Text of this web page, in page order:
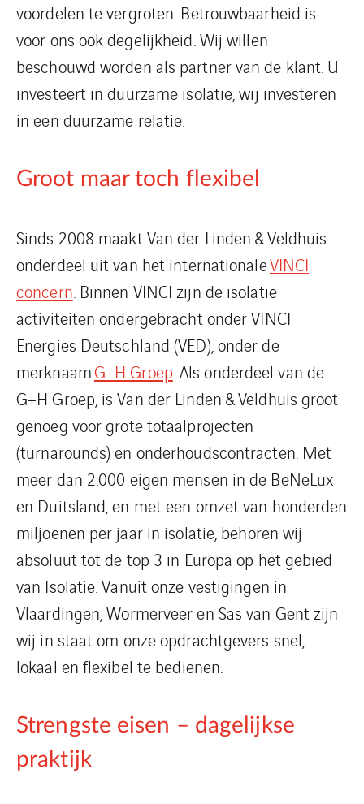
voordelen te vergroten. Betrouwbaarheid is
voor ons ook degelijkheid. Wij willen
beschouwd worden als partner van de klant. U
investeert in duurzame isolatie, wij investeren
in een duurzame relatie.
Groot maar toch flexibel
Sinds 2008 maakt Van der Linden & Veldhuis
onderdeel uit van het internationaleVINCI
concern. Binnen VINCI zijn de isolatie
activiteiten ondergebracht onder VINCI
Energies Deutschland (VED), onder de
merknaamG+H Groep. Als onderdeel van de
G+H Groep, is Van der Linden & Veldhuis groot
genoeg voor grote totaalprojecten
(turnarounds) en onderhoudscontracten. Met
meer dan 2.000 eigen mensen in de BeNeLux
en Duitsland, en met een omzet van honderden
miljoenen per jaar in isolatie, behoren wij
absoluut tot de top 3 in Europa op het gebied
van Isolatie. Vanuit onze vestigingen in
Vlaardingen, Wormerveer en Sas van Gent zijn
wij in staat om onze opdrachtgevers snel,
lokaal en flexibel te bedienen.
Strengste eisen – dagelijkse
praktijk